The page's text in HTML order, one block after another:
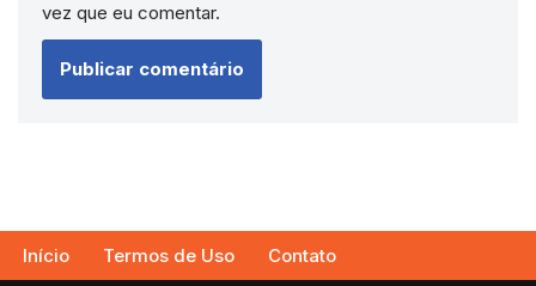
vez que eu comentar.
Início Termos de Uso Contato